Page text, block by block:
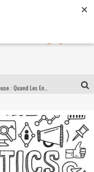
Sports
E-COMMERCE: FOR TABASKI, AFRIMARKET AND LEBARA DELIVER SHEEP TO AFRICA VIA INTERNET